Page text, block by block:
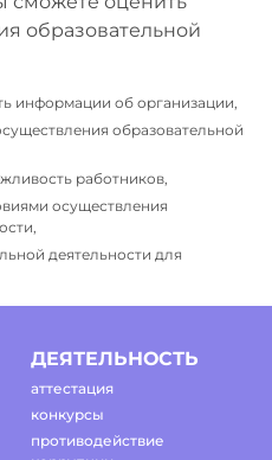
образовательной
информации об организации,
образовательной
работников,
осуществления
деятельности для
ДЕЯТЕЛЬНОСТЬ
аттестация
конкурсы
противодействие